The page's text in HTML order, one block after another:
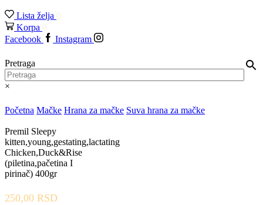
Lista želja 0
Korpa 0
Facebook
Instagram
Pretraga
×
Početna Mačke Hrana za mačke Suva hrana za mačke
Premil Sleepy
kitten,young,gestating,lactating
Chicken,Duck&Rise
(piletina,pačetina I
pirinač) 400gr
250,00 RSD